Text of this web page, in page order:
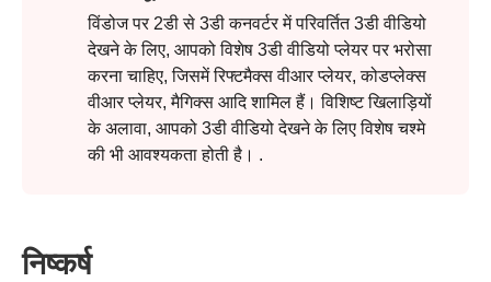
विंडोज पर 2डी से 3डी कनवर्टर में परिवर्तित 3डी वीडियो
देखने के लिए, आपको विशेष 3डी वीडियो प्लेयर पर भरोसा
करना चाहिए, जिसमें रिफ्टमैक्स वीआर प्लेयर, कोडप्लेक्स
वीआर प्लेयर, मैगिक्स आदि शामिल हैं। विशिष्ट खिलाड़ियों
के अलावा, आपको 3डी वीडियो देखने के लिए विशेष चश्मे
की भी आवश्यकता होती है। .
निष्कर्ष